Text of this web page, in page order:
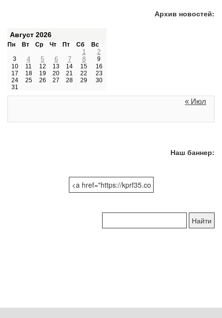
Архив новостей:
Август 2026
Пн Вт Ср Чт Пт Сб Вс
1 2
3 4 5 6 7 8
9
10
11 12 13 14 15
16
17
18 19 20 21 22
23
24
25 26 27 28 29
30
31
« Июл
Наш баннер:
по